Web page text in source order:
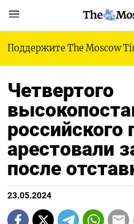
Поддержите The Moscow
Четвертого
российского
арестовали
после
23.05.2024